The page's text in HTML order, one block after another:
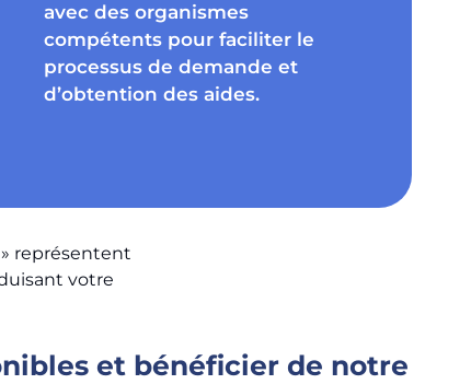
avec des organismes
compétents pour faciliter le
processus de demande et
d’obtention des aides.
» représentent
votre
et bénéficier de notre